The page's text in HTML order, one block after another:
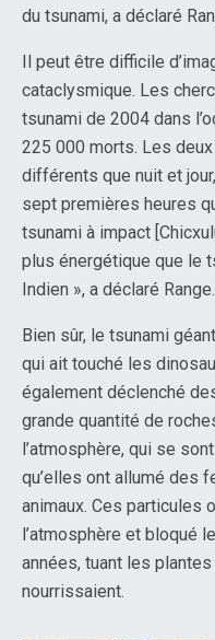
du tsunami, a déclaré
Il peut être difficile
cataclysmique. Les
tsunami de 2004 dans
225 000 morts. Les
différents que nuit et
sept premières heures
tsunami à impact
plus énergétique que le
Indien », a déclaré Range.
Bien sûr, le tsunami
qui ait touché les
également déclenché
grande quantité de
l’atmosphère, qui se
qu’elles ont allumé des
animaux. Ces particules
l’atmosphère et bloqué
années, tuant les
nourrissaient.